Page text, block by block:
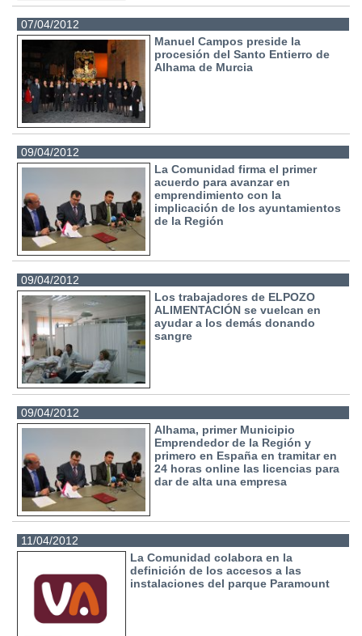
07/04/2012
Manuel Campos preside la
procesión del Santo Entierro de
Alhama de Murcia
09/04/2012
La Comunidad firma el primer
acuerdo para avanzar en
emprendimiento con la
implicación de los ayuntamientos
de la Región
09/04/2012
Los trabajadores de ELPOZO
ALIMENTACIÓN se vuelcan en
ayudar a los demás donando
sangre
09/04/2012
Alhama, primer Municipio
Emprendedor de la Región y
primero en España en tramitar en
24 horas online las licencias para
dar de alta una empresa
11/04/2012
La Comunidad colabora en la
definición de los accesos a las
instalaciones del parque Paramount